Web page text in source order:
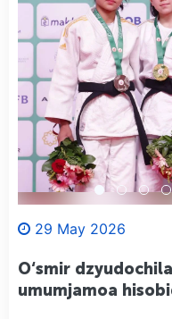
29 May 2026
O‘smir
umumjamoa